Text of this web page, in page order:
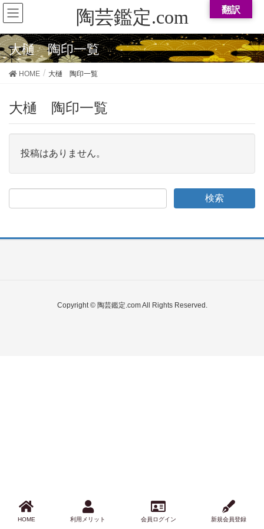
陶芸鑑定.com
大樋 陶印一覧
HOME 大樋 陶印一覧
大樋 陶印一覧
投稿はありません。
Copyright © 陶芸鑑定.com All Rights Reserved.
翻訳
織部 陶印一覧 ※順不同
作家一覧
花押一覧
す！！動画有り
新規会員登録
HOME 利用メリット 会員ログイン 新規会員登録